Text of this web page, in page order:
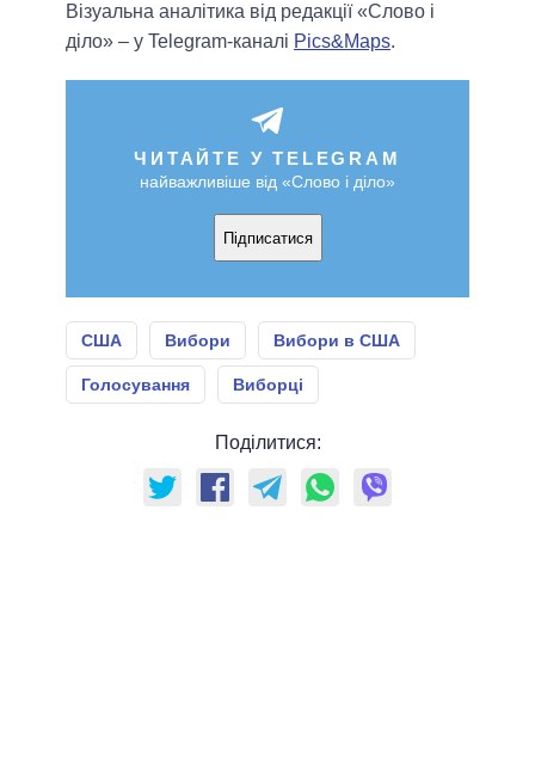
Візуальна аналітика від редакції «Слово і
діло» – у Telegram-каналі Pics&Maps.
ЧИТАЙТЕ У TELEGRAM
найважливіше від «Слово і діло»
Підписатися
США Вибори Вибори в США
Голосування Виборці
Поділитися: